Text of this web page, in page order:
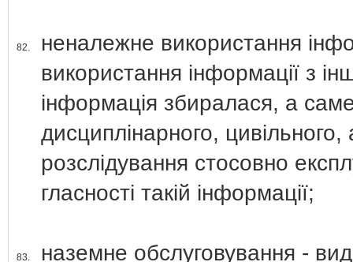
82.
неналежне використання
використання інформації з
інформація збиралася, а
дисциплінарного, цивільного,
розслідування стосовно
гласності такій інформації;
83. наземне обслуговування -